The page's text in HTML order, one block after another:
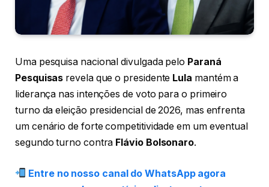
Uma pesquisa nacional divulgada pelo Paraná
Pesquisas revela que o presidente Lula mantém a
liderança nas intenções de voto para o primeiro
turno da eleição presidencial de 2026, mas enfrenta
um cenário de forte competitividade em um eventual
segundo turno contra Flávio Bolsonaro.
Entre no nosso canal do WhatsApp agora